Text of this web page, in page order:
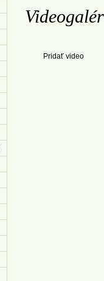
Pridať video